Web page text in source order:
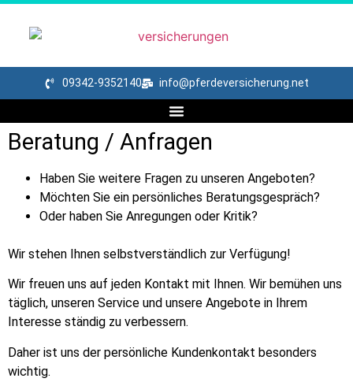
09342-9352140 info@pferdeversicherung.net
Beratung / Anfragen
Haben Sie weitere Fragen zu unseren Angeboten?
Möchten Sie ein persönliches Beratungsgespräch?
Oder haben Sie Anregungen oder Kritik?
Wir stehen Ihnen selbstverständlich zur Verfügung!
Wir freuen uns auf jeden Kontakt mit Ihnen. Wir bemühen uns
täglich, unseren Service und unsere Angebote in Ihrem
Interesse ständig zu verbessern.
Daher ist uns der persönliche Kundenkontakt besonders
wichtig.